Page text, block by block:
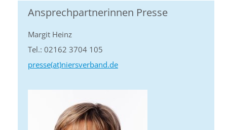
Ansprechpartnerinnen Presse
Margit Heinz
Tel.: 02162 3704 105
presse(at)niersverband.de